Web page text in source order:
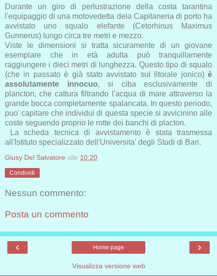
Durante un giro di perlustrazione della costa tarantina
l'equipaggio di una motovedetta dela Capitaneria di porto ha
avvistato uno squalo elefante (Cetorhinus Maximus
Gunnerus) lungo circa tre metri e mezzo.
Viste le dimensioni si tratta sicuramente di un giovane
esemplare che in età adulta può tranquillamente
raggiungere i dieci metri di lunghezza. Questo tipo di squalo
(che in passato è già stato avvistato sul litorale jonico) è
assolutamente innocuo, si ciba esclusivamente di
plancton, che cattura filtrando l'acqua di mare attraverso la
grande bocca completamente spalancata. In questo periodo,
puo' capitare che individui di questa specie si avvicinino alle
coste seguendo proprio le rotte dei banchi di placton.
La scheda tecnica di avvistamento è stata trasmessa
all'Istituto specializzato dell'Universita' degli Studi di Bari.
Giusy Del Salvatore alle 10:20
Condividi
Nessun commento:
Posta un commento
‹ ›
Home page
Visualizza versione web